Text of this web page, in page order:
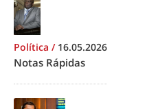
Política / 16.05.2026
Notas Rápidas